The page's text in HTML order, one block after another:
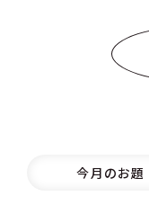
今月のお題